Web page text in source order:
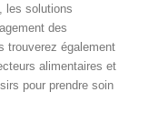
les solutions
des
trouverez également
alimentaires et
pour prendre soin